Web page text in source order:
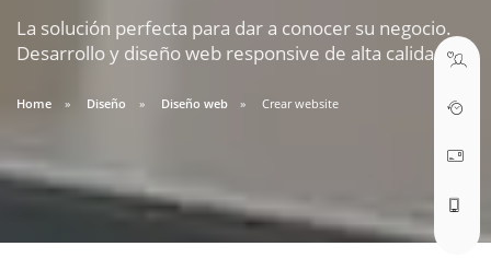
La solución perfecta para dar a conocer su negocio.
Desarrollo y diseño web responsive de alta calidad.
Home Diseño Diseño web Crear website
soporte@webseo.cl